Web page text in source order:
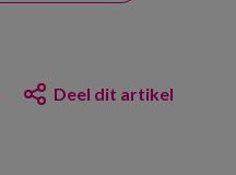
Deel dit artikel